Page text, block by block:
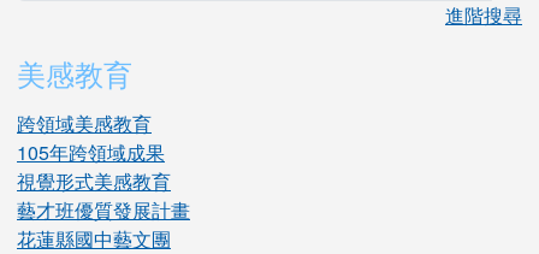
進階搜尋
美感教育
跨領域美感教育
105年跨領域成果
視覺形式美感教育
藝才班優質發展計畫
花蓮縣國中藝文團